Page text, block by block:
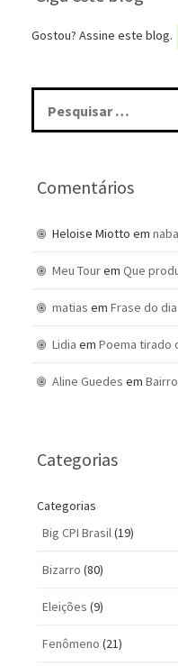
Gostou? Assine este blog.
Pesquisar
por:
Comentários
Heloise Miotto em
Meu Tourem Que
matias em Frase do
Lidia em Poema tirado
Aline Guedes em
Categorias
Categorias
Big CPI Brasil(19)
Bizarro (80)
Eleições (9)
Fenômeno (21)